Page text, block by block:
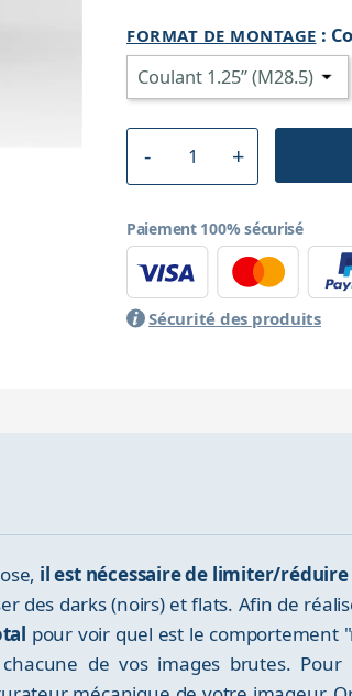
FORMAT DE MONTAGE :
Paiement 100% sécurisé
Sécurité des produits
il est nécessaire de limiter/
des darks (noirs) et flats. Afin de
pour voir quel est le comportement
de vos images brutes.